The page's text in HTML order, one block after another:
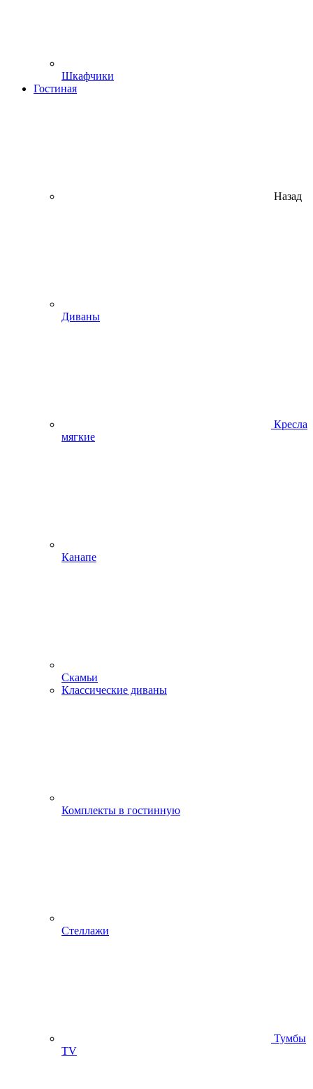
Шкафчики
Гостиная
Назад
Диваны
Кресла
мягкие
Канапе
Скамьи
Классические диваны
Комплекты в гостинную
Стеллажи
Тумбы
ТV